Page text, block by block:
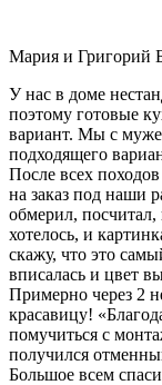
Мария и Григорий
У нас в доме
поэтому готовые
вариант. Мы с
подходящего
После всех
на заказ под наши
обмерил,
хотелось, и
скажу, что это
вписалась и цвет
Примерно через 2
красавицу!
помучиться с
получился
Большое всем